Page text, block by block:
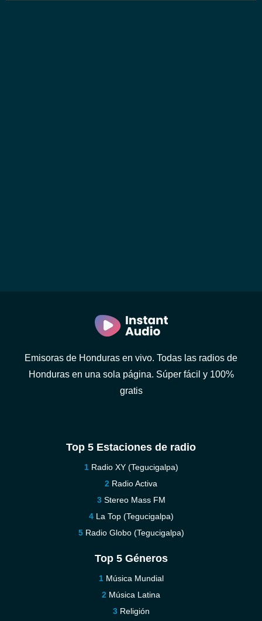
Emisoras de Honduras en vivo. Todas las radios de
Honduras en una sola página. Súper fácil y 100%
gratis
Top 5 Estaciones de radio
Radio XY (Tegucigalpa)
Radio Activa
Stereo Mass FM
La Top (Tegucigalpa)
Radio Globo (Tegucigalpa)
Top 5 Géneros
Música Mundial
Música Latina
Religión